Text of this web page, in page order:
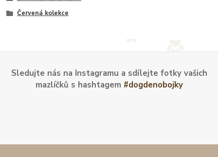
Červená kolekce
Sledujte nás na Instagramu a sdílejte fotky vašich
mazlíčků s hashtagem #dogdenobojky